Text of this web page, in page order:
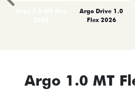
Argo Drive 1.0
Flex 2026
Anterior
Argo 1.0 MT